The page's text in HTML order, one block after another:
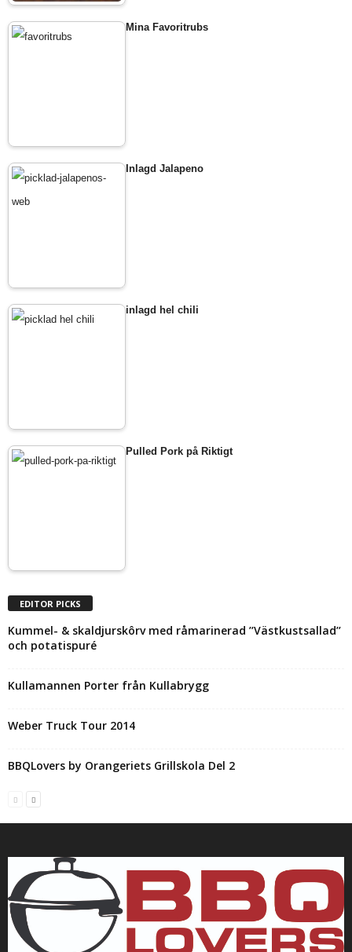
Mina Favoritrubs
Inlagd Jalapeno
inlagd hel chili
Pulled Pork på Riktigt
EDITOR PICKS
Kummel- & skaldjurskôrv med råmarinerad ’’Västkustsallad’’
och potatispuré
Kullamannen Porter från Kullabrygg
Weber Truck Tour 2014
BBQLovers by Orangeriets Grillskola Del 2